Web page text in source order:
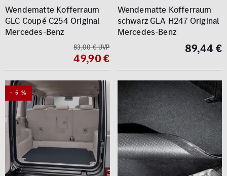
Wendematte Kofferraum
GLC Coupé C254 Original
Mercedes-Benz
83,00 € UVP
49,90 €
Wendematte Kofferraum
schwarz GLA H247 Original
Mercedes-Benz
89,44 €
- 5 %